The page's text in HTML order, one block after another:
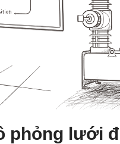
phỏng lưới